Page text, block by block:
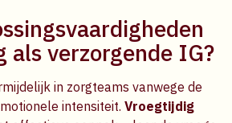
als verzorgende IG?
in zorgteams vanwege de
intensiteit. Vroegtijdig